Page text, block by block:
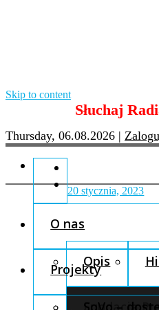
Skip to content
Słuchaj
Thursday, 06.08.2026 |
O nas
Opis
Fundacja
Projekty
SoVo –
20 stycznia, 2023